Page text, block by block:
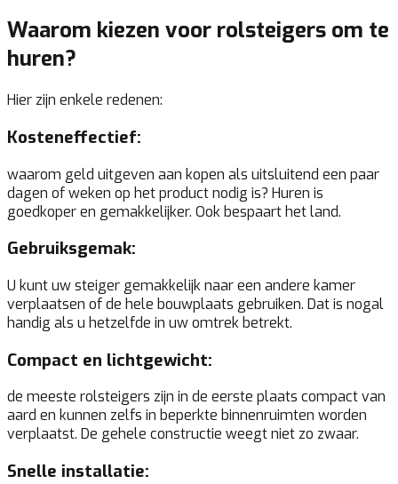
Waarom kiezen voor rolsteigers om te
huren?
Hier zijn enkele redenen:
Kosteneffectief:
waarom geld uitgeven aan kopen als uitsluitend een paar
dagen of weken op het product nodig is? Huren is
goedkoper en gemakkelijker. Ook bespaart het land.
Gebruiksgemak:
U kunt uw steiger gemakkelijk naar een andere kamer
verplaatsen of de hele bouwplaats gebruiken. Dat is nogal
handig als u hetzelfde in uw omtrek betrekt.
Compact en lichtgewicht:
de meeste rolsteigers zijn in de eerste plaats compact van
aard en kunnen zelfs in beperkte binnenruimten worden
verplaatst. De gehele constructie weegt niet zo zwaar.
Snelle installatie: